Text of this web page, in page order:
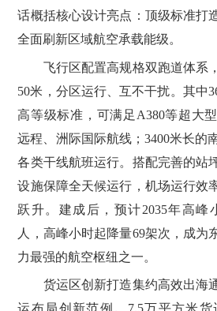
话概括核心设计亮点：顶级标准打
全面刷新区域航空承载能级。
飞行区配置高规格双跑道体系
50米，分区运行、互不干扰。其中
高等级标准，可满足A380等超大
远程、洲际国际航线；3400米长的
各类干线航班运行。搭配完善的站
设施保障全天候运行，机场运行效
跃升。建成后，预计2035年高峰
人，高峰小时起降量69架次，成为
力最强的航空枢纽之一。
货运区创新打造集约高效出海
运布局创新范例。7.5万平方米